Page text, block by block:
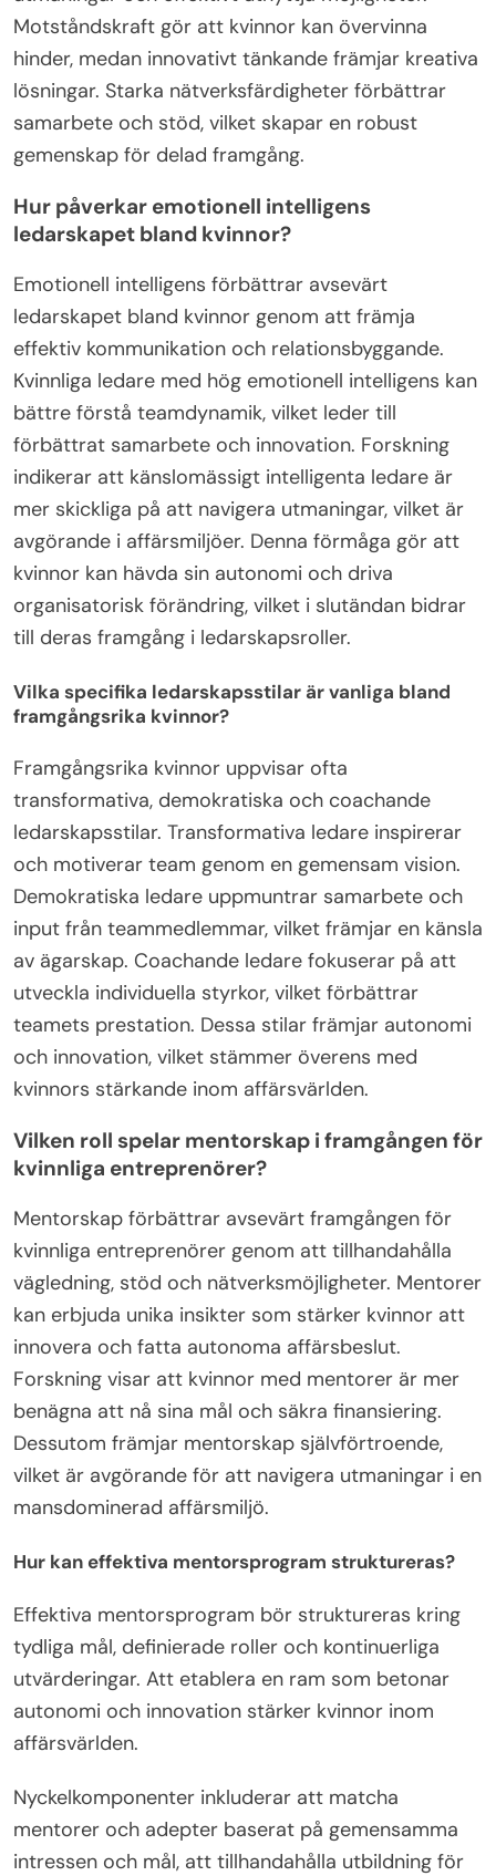
Motståndskraft gör att kvinnor kan övervinna
hinder, medan innovativt tänkande främjar kreativa
lösningar. Starka nätverksfärdigheter förbättrar
samarbete och stöd, vilket skapar en robust
gemenskap för delad framgång.
Hur påverkar emotionell intelligens
ledarskapet bland kvinnor?
Emotionell intelligens förbättrar avsevärt
ledarskapet bland kvinnor genom att främja
effektiv kommunikation och relationsbyggande.
Kvinnliga ledare med hög emotionell intelligens kan
bättre förstå teamdynamik, vilket leder till
förbättrat samarbete och innovation. Forskning
indikerar att känslomässigt intelligenta ledare är
mer skickliga på att navigera utmaningar, vilket är
avgörande i affärsmiljöer. Denna förmåga gör att
kvinnor kan hävda sin autonomi och driva
organisatorisk förändring, vilket i slutändan bidrar
till deras framgång i ledarskapsroller.
Vilka specifika ledarskapsstilar är vanliga bland
framgångsrika kvinnor?
Framgångsrika kvinnor uppvisar ofta
transformativa, demokratiska och coachande
ledarskapsstilar. Transformativa ledare inspirerar
och motiverar team genom en gemensam vision.
Demokratiska ledare uppmuntrar samarbete och
input från teammedlemmar, vilket främjar en känsla
av ägarskap. Coachande ledare fokuserar på att
utveckla individuella styrkor, vilket förbättrar
teamets prestation. Dessa stilar främjar autonomi
och innovation, vilket stämmer överens med
kvinnors stärkande inom affärsvärlden.
Vilken roll spelar mentorskap i framgången för
kvinnliga entreprenörer?
Mentorskap förbättrar avsevärt framgången för
kvinnliga entreprenörer genom att tillhandahålla
vägledning, stöd och nätverksmöjligheter. Mentorer
kan erbjuda unika insikter som stärker kvinnor att
innovera och fatta autonoma affärsbeslut.
Forskning visar att kvinnor med mentorer är mer
benägna att nå sina mål och säkra finansiering.
Dessutom främjar mentorskap självförtroende,
vilket är avgörande för att navigera utmaningar i en
mansdominerad affärsmiljö.
Hur kan effektiva mentorsprogram struktureras?
Effektiva mentorsprogram bör struktureras kring
tydliga mål, definierade roller och kontinuerliga
utvärderingar. Att etablera en ram som betonar
autonomi och innovation stärker kvinnor inom
affärsvärlden.
Nyckelkomponenter inkluderar att matcha
mentorer och adepter baserat på gemensamma
intressen och mål, att tillhandahålla utbildning för